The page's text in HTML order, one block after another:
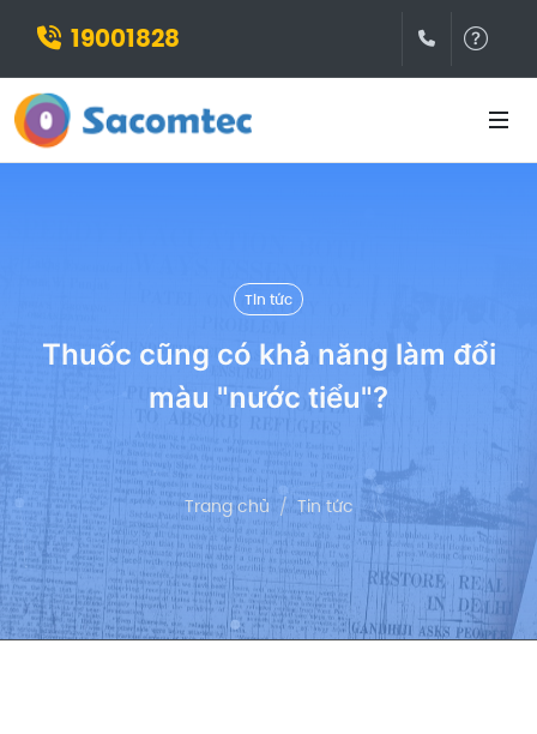
19001828
Tin tức
Thuốc cũng có khả năng làm đổi
màu "nước tiểu"?
Trang chủ Tin tức